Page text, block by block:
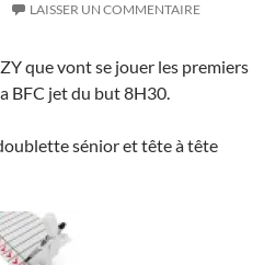
LAISSER UN COMMENTAIRE
que vont se jouer les premiers
BFC jet du but 8H30.
sénior et tête à tête